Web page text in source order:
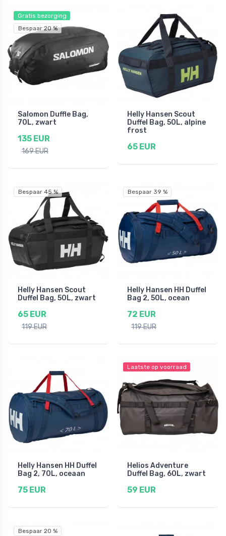
Gratis bezorging
Bespaar 20 %
Salomon Duffle Bag,
70L, zwart
135 EUR
169 EUR
Helly Hansen Scout
Duffel Bag, 50L, alpine
frost
65 EUR
Bespaar 45 %
Helly Hansen Scout
Duffel Bag, 50L, zwart
65 EUR
119 EUR
Bespaar 39 %
Helly Hansen HH Duffel
Bag 2, 50L, ocean
72 EUR
119 EUR
Helly Hansen HH Duffel
Bag 2, 70L, oceaan
75 EUR
Laatste op voorraad
Helios Adventure
Duffel Bag, 60L, zwart
59 EUR
Bespaar 20 %